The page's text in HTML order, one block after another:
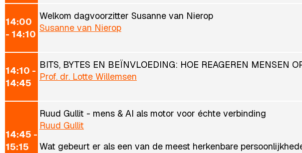
14:00
- 14:10
Welkom dagvoorzitter Susanne van Nierop
Susanne van Nierop
14:10 -
14:45
BITS, BYTES EN BEÏNVLOEDING: HOE REAGEREN MENSEN
Prof. dr. Lotte Willemsen
14:45 -
15:15
Ruud Gullit - mens & AI als motor voor échte verbinding
Ruud Gullit
Wat gebeurt er als een van de meest herkenbare